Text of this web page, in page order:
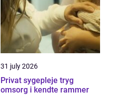
31 july 2026
Privat sygepleje tryg
omsorg i kendte rammer